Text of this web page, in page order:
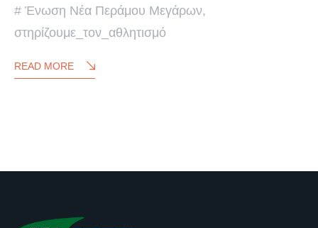
Ένωση Νέα Περάμου Μεγάρων,
στηρίζουμε_τον_αθλητισμό
READ MORE